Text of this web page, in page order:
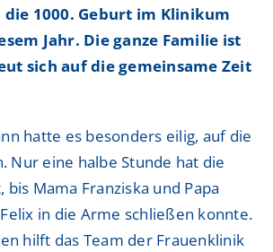
die 1000. Geburt im Klinikum
Jahr. Die ganze Familie ist
sich auf die gemeinsame Zeit
hatte es besonders eilig, auf die
Nur eine halbe Stunde hat die
Mama Franziska und Papa
in die Arme schließen konnte.
hilft das Team der Frauenklinik